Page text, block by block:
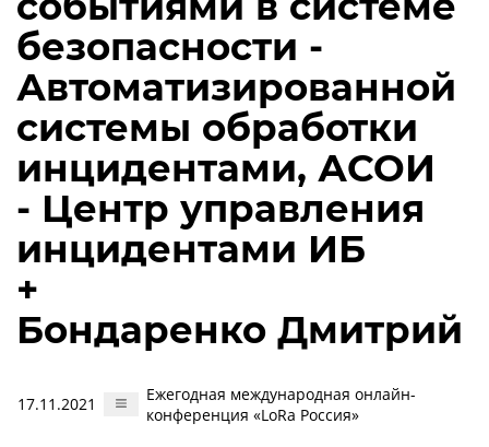
безопасности -
Автоматизированной
системы обработки
инцидентами, АСОИ
- Центр управления
инцидентами ИБ
+
Бондаренко Дмитрий
17.11.2021
Ежегодная международная онлайн-
конференция «LoRa Россия»